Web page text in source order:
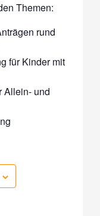
Themen:
rund
für Kinder mit
Allein- und